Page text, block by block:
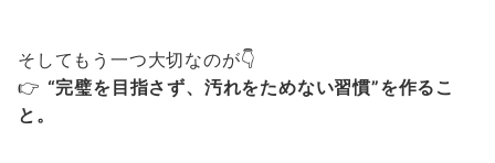
そしてもう一つ大切なのが👇
👉 “完璧を目指さず、汚れをためない習慣”を作るこ
と。